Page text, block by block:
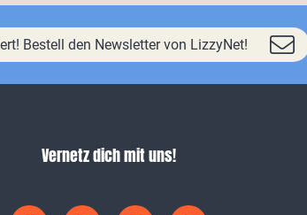
Bestell den Newsletter von LizzyNet!
Vernetz dich mit uns!